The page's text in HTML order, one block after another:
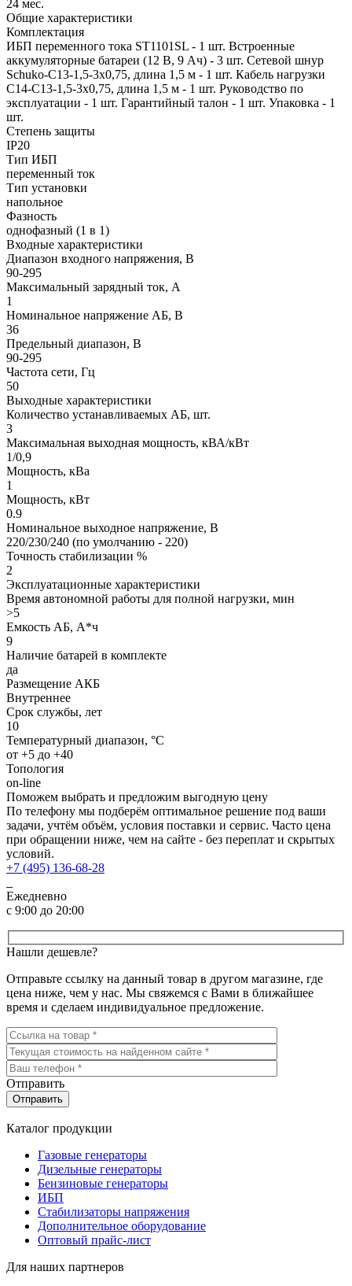
24 мес.
Общие характеристики
Комплектация
ИБП переменного тока ST1101SL - 1 шт. Встроенные
аккумуляторные батареи (12 В, 9 Ач) - 3 шт. Сетевой шнур
Schuko-C13-1,5-3х0,75, длина 1,5 м - 1 шт. Кабель нагрузки
С14-С13-1,5-3x0,75, длина 1,5 м - 1 шт. Руководство по
эксплуатации - 1 шт. Гарантийный талон - 1 шт. Упаковка - 1
шт.
Степень защиты
IP20
Тип ИБП
переменный ток
Тип установки
напольное
Фазность
однофазный (1 в 1)
Входные характеристики
Диапазон входного напряжения, В
90-295
Максимальный зарядный ток, А
1
Номинальное напряжение АБ, В
36
Предельный диапазон, В
90-295
Частота сети, Гц
50
Выходные характеристики
Количество устанавливаемых АБ, шт.
3
Максимальная выходная мощность, кВА/кВт
1/0,9
Мощность, кВа
1
Мощность, кВт
0.9
Номинальное выходное напряжение, В
220/230/240 (по умолчанию - 220)
Точность стабилизации %
2
Эксплуатационные характеристики
Время автономной работы для полной нагрузки, мин
>5
Емкость АБ, А*ч
9
Наличие батарей в комплекте
да
Размещение АКБ
Внутреннее
Срок службы, лет
10
Температурный диапазон, °C
от +5 до +40
Топология
on-line
Поможем выбрать и предложим выгодную цену
По телефону мы подберём оптимальное решение под ваши
задачи, учтём объём, условия поставки и сервис. Часто цена
при обращении ниже, чем на сайте - без переплат и скрытых
условий.
+7 (495) 136-68-28
Ежедневно
с 9:00 до 20:00
Нашли дешевле?
Отправьте ссылку на данный товар в другом магазине, где
цена ниже, чем у нас. Мы свяжемся с Вами в ближайшее
время и сделаем индивидуальное предложение.
Отправить
Каталог продукции
Газовые генераторы
Дизельные генераторы
Бензиновые генераторы
ИБП
Стабилизаторы напряжения
Дополнительное оборудование
Оптовый прайс-лист
Для наших партнеров